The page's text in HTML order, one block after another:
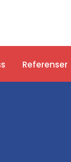
Referenser